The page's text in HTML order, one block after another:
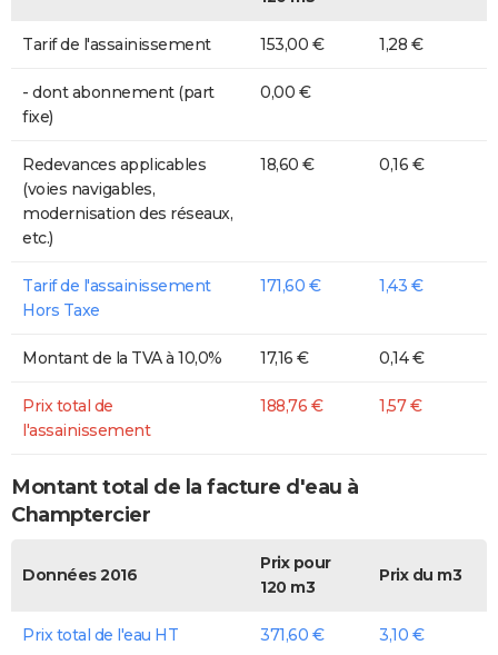
Tarif de l'assainissement 153,00 € 1,28 €
- dont abonnement (part
fixe)
0,00 €
Redevances applicables
(voies navigables,
modernisation des réseaux,
etc.)
18,60 € 0,16 €
Tarif de l'assainissement
Hors Taxe
171,60 € 1,43 €
Montant de la TVA à 10,0% 17,16 € 0,14 €
Prix total de
l'assainissement
188,76 € 1,57 €
Montant total de la facture d'eau à
Champtercier
Données 2016
Prix pour
120 m3
Prix du m3
Prix total de l'eau HT 371,60 € 3,10 €